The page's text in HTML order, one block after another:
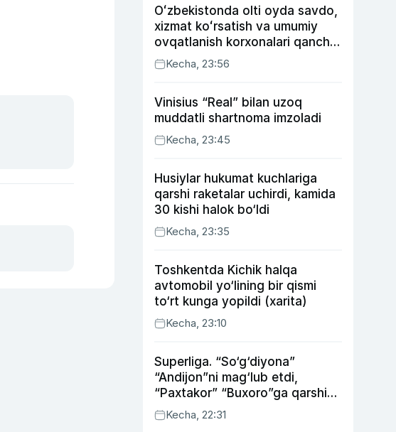
Oʻzbekistonda olti oyda savdo,
xizmat koʻrsatish va umumiy
ovqatlanish korxonalari qancha
soliq toʻlagani ochiqlandi
Kecha, 23:56
Vinisius “Real” bilan uzoq
muddatli shartnoma imzoladi
Kecha, 23:45
Husiylar hukumat kuchlariga
qarshi raketalar uchirdi, kamida
30 kishi halok bo‘ldi
Kecha, 23:35
Toshkentda Kichik halqa
avtomobil yo‘lining bir qismi
to‘rt kunga yopildi (xarita)
Kecha, 23:10
Superliga. “So‘g‘diyona”
“Andijon”ni mag‘lub etdi,
“Paxtakor” “Buxoro”ga qarshi
bahsda g‘alabani qo‘ldan
chiqardi
Kecha, 22:31